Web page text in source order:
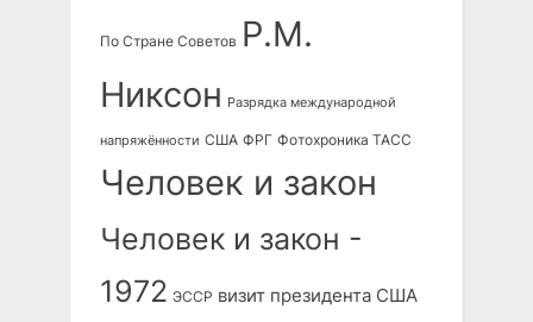
По Стране Советов Р.М.
Никсон Разрядка международной
напряжённости США ФРГ Фотохроника ТАСС
Человек и закон
Человек и закон -
1972 ЭССР визит президента США